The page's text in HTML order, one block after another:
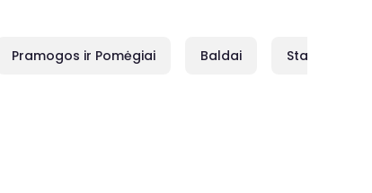
Pramogos ir Pomėgiai Baldai Statybai